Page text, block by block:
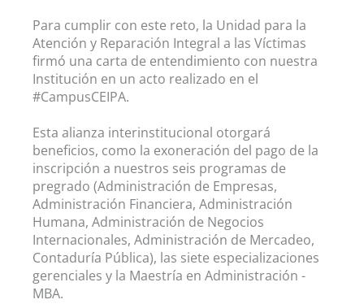
Para cumplir con este reto, la Unidad para la
Atención y Reparación Integral a las Víctimas
firmó una carta de entendimiento con nuestra
Institución en un acto realizado en el
#CampusCEIPA.
Esta alianza interinstitucional otorgará
beneficios, como la exoneración del pago de la
inscripción a nuestros seis programas de
pregrado (Administración de Empresas,
Administración Financiera, Administración
Humana, Administración de Negocios
Internacionales, Administración de Mercadeo,
Contaduría Pública), las siete especializaciones
gerenciales y la Maestría en Administración -
MBA.